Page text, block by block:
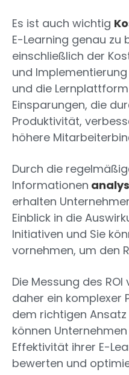
Es ist auch wichtig
E-Learning genau zu
einschließlich der
und
und die
Einsparungen, die
Produktivität,
höhere
Durch die
Informationen
erhalten
Einblick in die
Initiativen und Sie
vornehmen, um den
Die Messung des
daher ein komplexer
dem richtigen
können
Effektivität ihrer E-
bewerten und